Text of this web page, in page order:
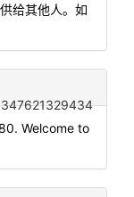
给其他人。如
Welcome to